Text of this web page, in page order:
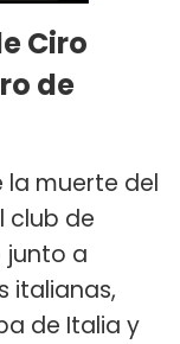
Ciro
de
la muerte del
club de
junto a
italianas,
de Italia y